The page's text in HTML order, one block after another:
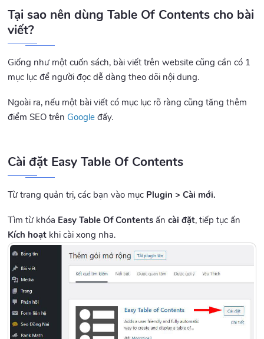
Tại sao nên dùng Table Of Contents cho bài
viết?
Giống như một cuốn sách, bài viết trên website cũng cần có 1
mục lục để người đọc dễ dàng theo dõi nội dung.
Ngoài ra, nếu một bài viết có mục lục rõ ràng cũng tăng thêm
điểm SEO trên Google đấy.
Cài đặt Easy Table Of Contents
Từ trang quản trị, các bạn vào mục Plugin > Cài mới.
Tìm từ khóa Easy Table Of Contents ấncài đặt, tiếp tục ấn
Kích hoạt khi cài xong nha.